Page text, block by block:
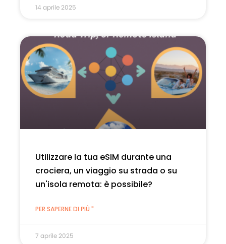
14 aprile 2025
Utilizzare la tua eSIM durante una
crociera, un viaggio su strada o su
un'isola remota: è possibile?
PER SAPERNE DI PIÙ "
7 aprile 2025